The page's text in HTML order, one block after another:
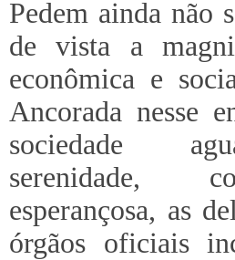
Pedem ainda não
de vista a
econômica e
Ancorada nesse
sociedade
serenidade,
esperançosa, as
órgãos oficiais